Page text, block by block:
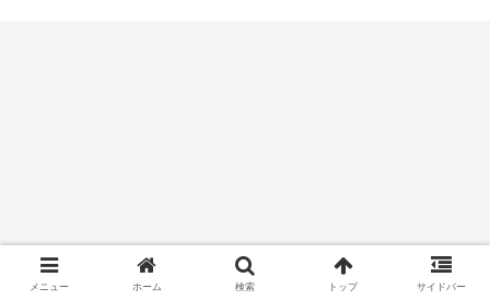
メニュー ホーム 検索 トップ サイドバー